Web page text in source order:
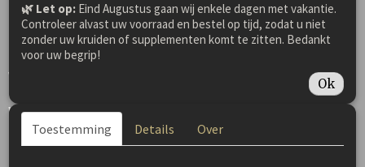
GEZONDHEIDSTIP!
Voor extra ondersteuning om fit en vitaal te worden, kunnen
Elektrolyten
om het paard
weer lekker in zijn/haar vel te laten zitten
met deze Weerstand kruidenmix.
🌿 Let op: Eind Augustus gaan wij enkele dagen met vakantie.
Controleer alvast uw voorraad en bestel op tijd, zodat u niet
zonder uw kruiden of supplementen komt te zitten. Bedankt
voor uw begrip!
Ok
Toestemming Details Over